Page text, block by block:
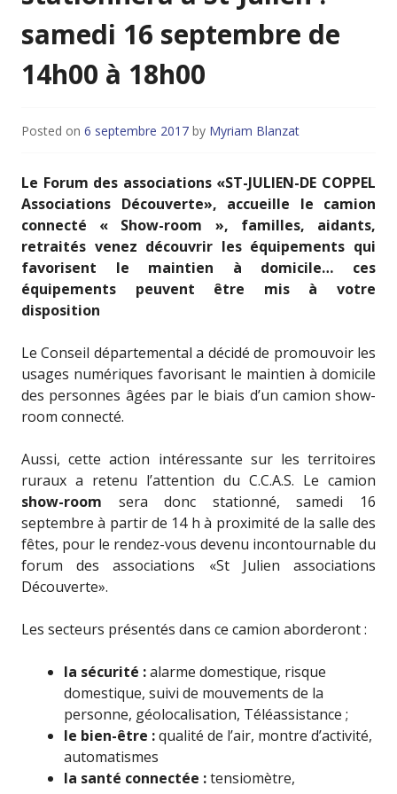
samedi 16 septembre de
14h00 à 18h00
Posted on 6 septembre 2017 by Myriam Blanzat
Le Forum des associations «ST-JULIEN-DE COPPEL
Associations Découverte», accueille le camion
connecté « Show-room », familles, aidants,
retraités venez découvrir les équipements qui
favorisent le maintien à domicile… ces
équipements peuvent être mis à votre
disposition
Le Conseil départemental a décidé de promouvoir les
usages numériques favorisant le maintien à domicile
des personnes âgées par le biais d’un camion show-
room connecté.
Aussi, cette action intéressante sur les territoires
ruraux a retenu l’attention du C.C.A.S. Le camion
show-room sera donc stationné, samedi 16
septembre à partir de 14 h à proximité de la salle des
fêtes, pour le rendez-vous devenu incontournable du
forum des associations «St Julien associations
Découverte».
Les secteurs présentés dans ce camion aborderont :
la sécurité :alarme domestique, risque
domestique, suivi de mouvements de la
personne, géolocalisation, Téléassistance ;
le bien-être :qualité de l’air, montre d’activité,
automatismes
la santé connectée :tensiomètre,